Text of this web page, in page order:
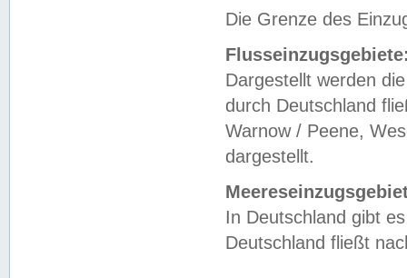
Die Grenze des
Dargestellt werden
durch Deutschland
Warnow / Peene,
dargestellt.
In Deutschland gibt
Deutschland fließt